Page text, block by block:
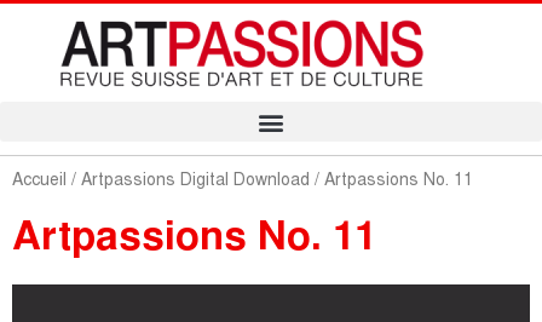
Accueil / Artpassions Digital Download / Artpassions No. 11
Artpassions No. 11